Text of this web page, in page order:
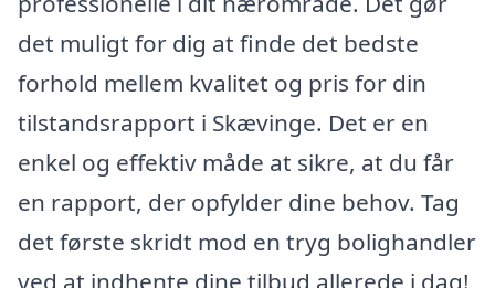
det muligt for dig at finde det bedste
forhold mellem kvalitet og pris for din
tilstandsrapport i Skævinge. Det er en
enkel og effektiv måde at sikre, at du får
en rapport, der opfylder dine behov. Tag
det første skridt mod en tryg bolighandler
ved at indhente dine tilbud allerede i dag!